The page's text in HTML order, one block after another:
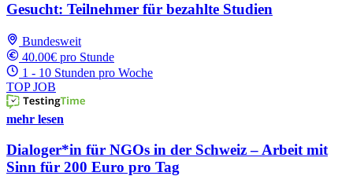
Gesucht: Teilnehmer für bezahlte Studien
Bundesweit
40.00€ pro Stunde
1 - 10 Stunden pro Woche
TOP JOB
mehr lesen
Dialoger*in für NGOs in der Schweiz – Arbeit mit
Sinn für 200 Euro pro Tag